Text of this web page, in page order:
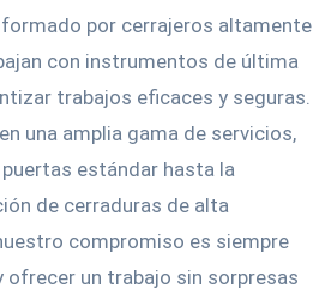
por cerrajeros altamente
con instrumentos de última
trabajos eficaces y seguras.
una amplia gama de servicios,
estándar hasta la
de cerraduras de alta
compromiso es siempre
ofrecer un trabajo sin sorpresas